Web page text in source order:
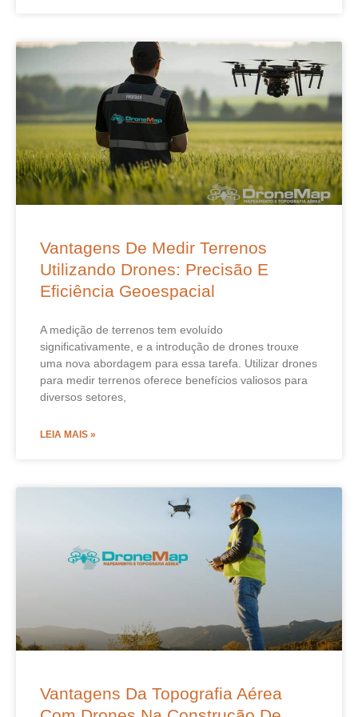
Vantagens De Medir Terrenos
Utilizando Drones: Precisão E
Eficiência Geoespacial
A medição de terrenos tem evoluído
significativamente, e a introdução de drones trouxe
uma nova abordagem para essa tarefa. Utilizar drones
para medir terrenos oferece benefícios valiosos para
diversos setores,
LEIA MAIS »
Vantagens Da Topografia Aérea